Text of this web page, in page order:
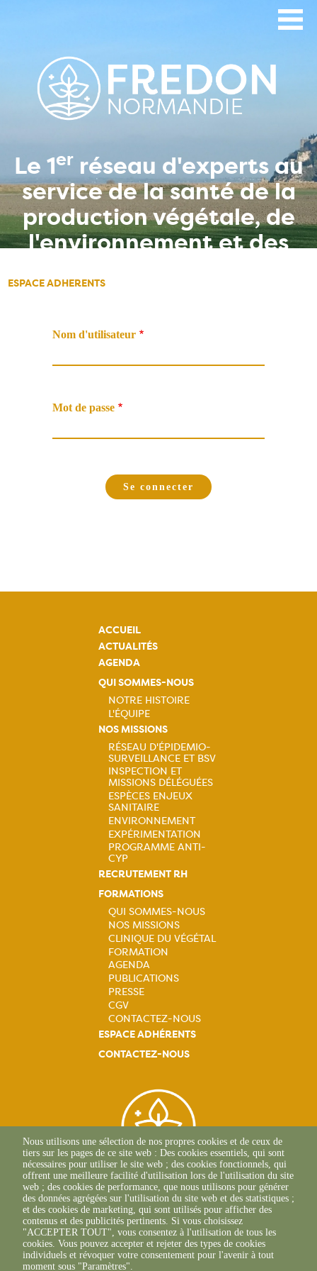
Le 1erréseau d'experts au
service de la santé de la
production végétale, de
l'environnement et des
ESPACE ADHERENTS
Nom d'utilisateur
Mot de passe
ACCUEIL
ACTUALITÉS
AGENDA
QUI SOMMES-NOUS
Navigation
principale
NOTRE HISTOIRE
L'ÉQUIPE
NOS MISSIONS
Navigation
principale
RÉSEAU D'ÉPIDEMIO-
SURVEILLANCE ET BSV
INSPECTION ET
MISSIONS DÉLÉGUÉES
ESPÈCES ENJEUX
SANITAIRE
ENVIRONNEMENT
EXPÉRIMENTATION
PROGRAMME ANTI-
CYP
RECRUTEMENT RH
FORMATIONS
Navigation
principale
QUI SOMMES-NOUS
NOS MISSIONS
CLINIQUE DU VÉGÉTAL
FORMATION
AGENDA
PUBLICATIONS
PRESSE
CGV
CONTACTEZ-NOUS
ESPACE ADHÉRENTS
CONTACTEZ-NOUS
Siège Social
1 Rue Léopold Sédar
Senghor
14 460 COLOMBELLES
Tél : 02 31 46 96 50
Nous utilisons une sélection de nos propres cookies et de ceux de
tiers sur les pages de ce site web : Des cookies essentiels, qui sont
nécessaires pour utiliser le site web ; des cookies fonctionnels, qui
offrent une meilleure facilité d'utilisation lors de l'utilisation du site
web ; des cookies de performance, que nous utilisons pour générer
des données agrégées sur l'utilisation du site web et des statistiques ;
et des cookies de marketing, qui sont utilisés pour afficher des
contenus et des publicités pertinents. Si vous choisissez
"ACCEPTER TOUT", vous consentez à l'utilisation de tous les
cookies. Vous pouvez accepter et rejeter des types de cookies
individuels et révoquer votre consentement pour l'avenir à tout
moment sous "Paramètres".